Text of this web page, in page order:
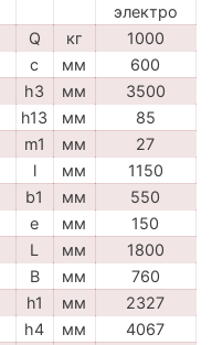
электро
Q кг
1000
c мм
600
h3 мм
3500
h13 мм
85
m1 мм
27
l мм
1150
b1 мм
550
e мм
150
L мм
1800
B мм
760
h1 мм
2327
h4 мм
4067